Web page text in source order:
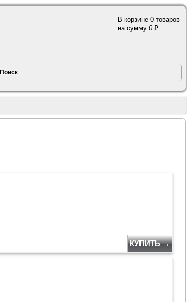
В корзине 0 товаров
на сумму 0
Поиск
КУПИТЬ →